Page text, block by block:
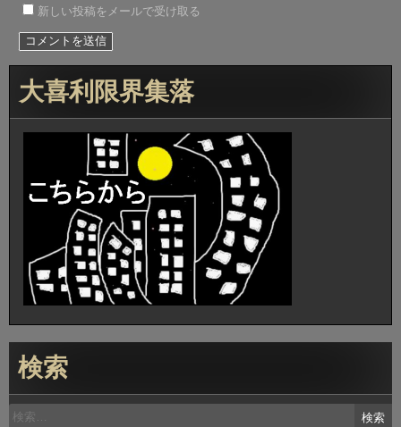
新しい投稿をメールで受け取る
大喜利限界集落
検索
検